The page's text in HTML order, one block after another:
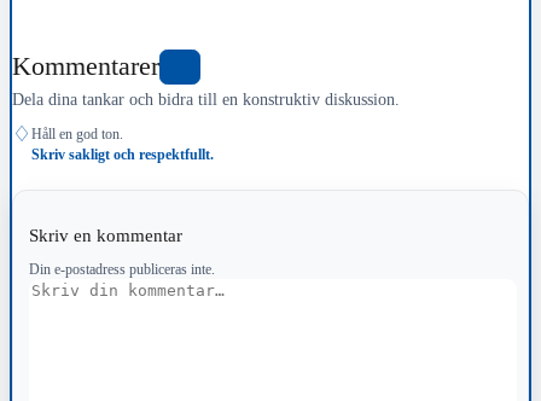
Kommentarer
Dela dina tankar och bidra till en konstruktiv diskussion.
♢ Håll en god ton.
Skriv sakligt och respektfullt.
Skriv en kommentar
Din e-postadress publiceras inte.
Kommentar